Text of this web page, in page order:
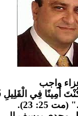
واجب
أَمِينًا فِي
25: 23).